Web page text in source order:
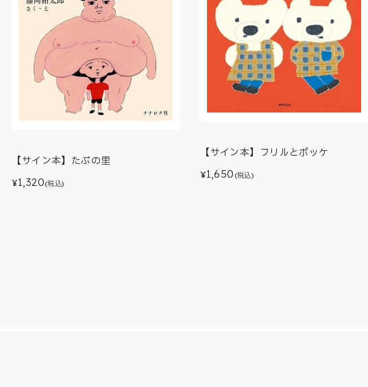
【サイン本】たぷの里
¥1,320(税込)
【サイン本】フリルとポッケ
¥1,650 (税込)